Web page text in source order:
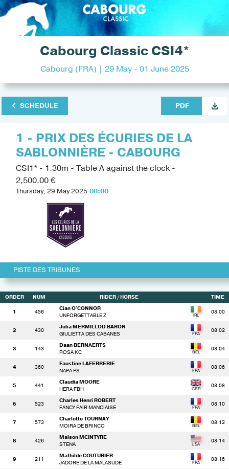
Cabourg Classic CSI4*
Cabourg (FRA) | 29 May - 01 June 2025
SCHEDULE PDF
1 - PRIX DES ÉCURIES DE LA
SABLONNIÈRE - CABOURG
CSI1* - 1.30m - Table A against the clock -
2,500.00 €
Thursday, 29 May 2025 08:00
PISTE DES TRIBUNES
ORDER NUM RIDER / HORSE TIME
1 456
Cian O'CONNOR
UNFORGETTABLE Z
08:00
2 430
Julia MERMILLOD BARON
GIULIETTA DES CABANES
08:02
3 143
Daan BERNAERTS
ROSA KC
08:04
4 360
Faustine LAFERRERIE
NAPA PS
08:06
5 441
Claudia MOORE
HERA FBH
08:08
6 523
Charles Henri ROBERT
FANCY FAIR MANCIAISE
08:10
7 573
Charlotte TOURNAY
MOIRA DE BRINCO
08:12
8 426
Maison MCINTYRE
STENA
08:14
9 211
Mathilde COUTURIER
JADORE DE LA MALASUDE
08:16